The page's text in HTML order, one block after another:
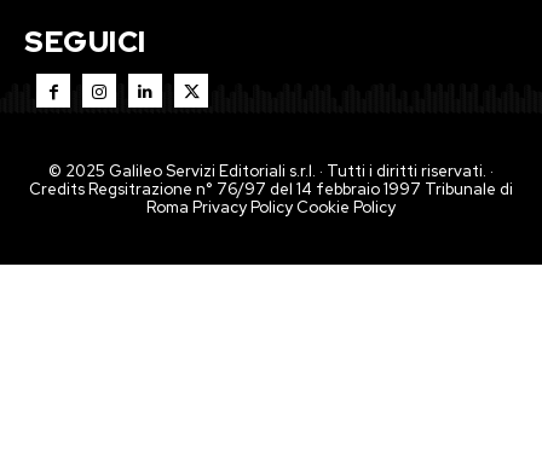
SEGUICI
© 2025 Galileo Servizi Editoriali s.r.l. · Tutti i diritti riservati. ·
Credits Regsitrazione n° 76/97 del 14 febbraio 1997 Tribunale di
Roma Privacy PolicyCookie Policy